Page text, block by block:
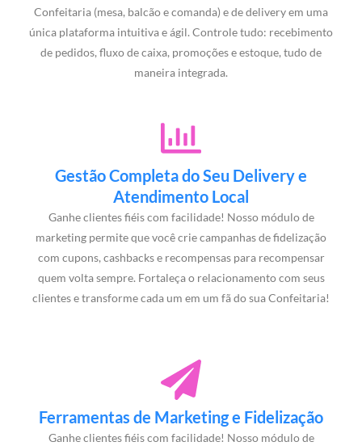
Confeitaria (mesa, balcão e comanda) e de delivery em uma
única plataforma intuitiva e ágil. Controle tudo: recebimento
de pedidos, fluxo de caixa, promoções e estoque, tudo de
maneira integrada.
Gestão Completa do Seu Delivery e
Atendimento Local
Ganhe clientes fiéis com facilidade! Nosso módulo de
marketing permite que você crie campanhas de fidelização
com cupons, cashbacks e recompensas para recompensar
quem volta sempre. Fortaleça o relacionamento com seus
clientes e transforme cada um em um fã do sua Confeitaria!
Ferramentas de Marketing e Fidelização
Ganhe clientes fiéis com facilidade! Nosso módulo de